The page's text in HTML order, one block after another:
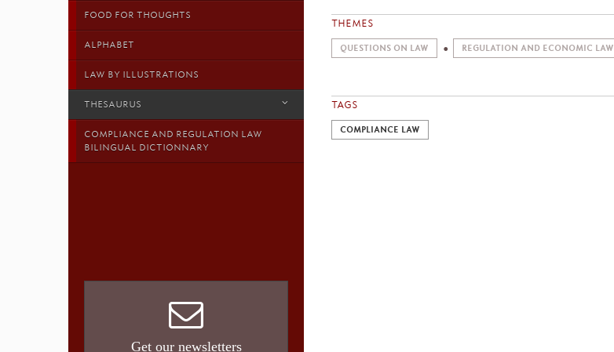
FOOD FOR THOUGHTS
ALPHABET
LAW BY ILLUSTRATIONS
THESAURUS
COMPLIANCE AND REGULATION LAW
BILINGUAL DICTIONNARY
Get our newsletters
THEMES
QUESTIONS ON LAW REGULATION AND ECONOMIC LAW
TAGS
COMPLIANCE LAW